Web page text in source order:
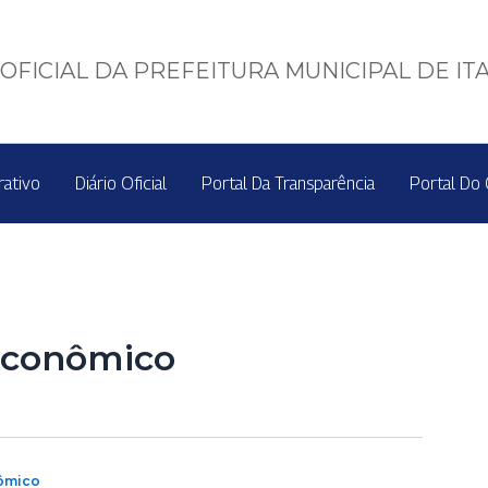
DA PREFEITURA MUNICIPAL DE
Diário Oficial Portal Da Transparência Portal Do